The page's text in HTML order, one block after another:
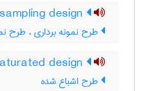
طرح نمونه برداری ، طرح
طرح اشباع شده